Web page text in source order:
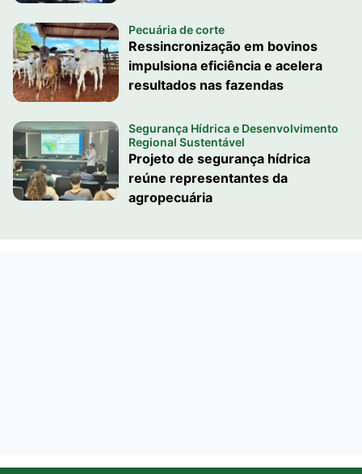
Pecuária de corte
Ressincronização em bovinos
impulsiona eficiência e acelera
resultados nas fazendas
Segurança Hídrica e Desenvolvimento
Regional Sustentável
Projeto de segurança hídrica
reúne representantes da
agropecuária